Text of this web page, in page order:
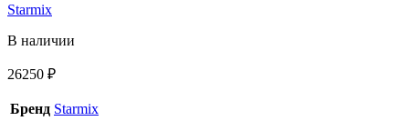
Starmix
В наличии
26250 ₽
Бренд Starmix